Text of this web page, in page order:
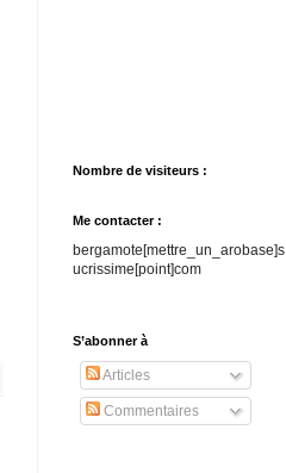
Nombre de visiteurs :
Me contacter :
bergamote[mettre_un_arobase]s
ucrissime[point]com
S’abonner à
Articles
Commentaires